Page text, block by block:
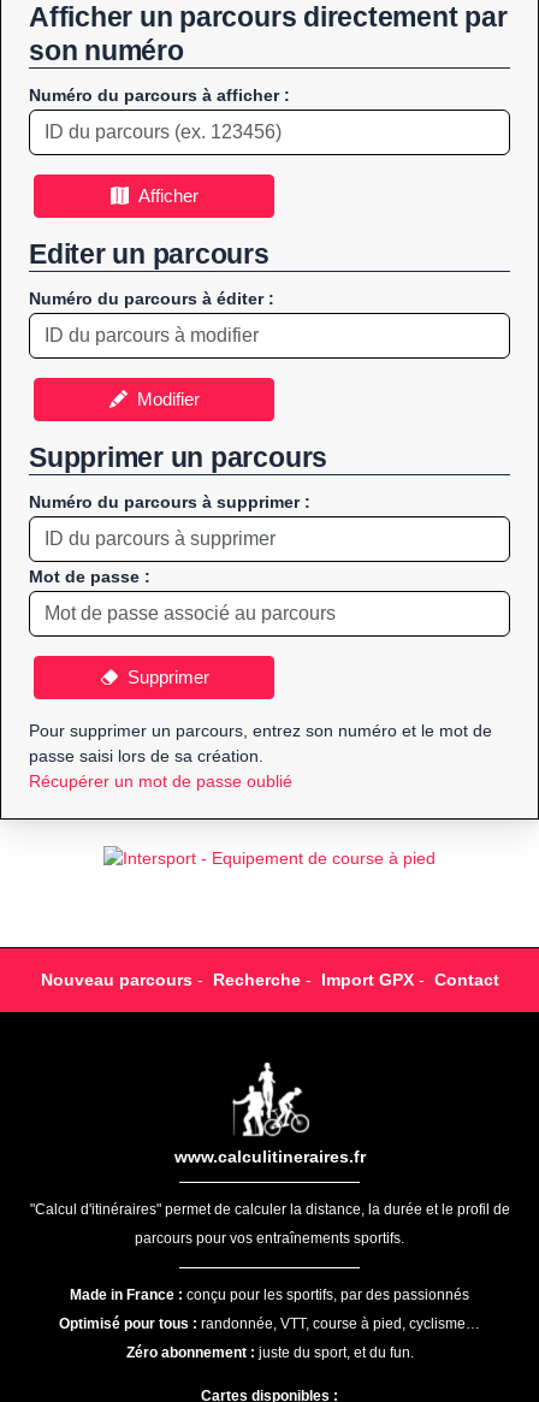
Afficher un parcours directement par
son numéro
Numéro du parcours à afficher :
Afficher
Editer un parcours
Numéro du parcours à éditer :
Modifier
Supprimer un parcours
Numéro du parcours à supprimer :
Mot de passe :
Supprimer
Pour supprimer un parcours, entrez son numéro et le mot de
passe saisi lors de sa création.
Récupérer un mot de passe oublié
Nouveau parcours- Recherche- Import GPX- Contact
www.calculitineraires.fr
"Calcul d'itinéraires" permet de calculer la distance, la durée et le profil de
parcours pour vos entraînements sportifs.
Made in France : conçu pour les sportifs, par des passionnés
Optimisé pour tous : randonnée, VTT, course à pied, cyclisme…
Zéro abonnement : juste du sport, et du fun.
Cartes disponibles :